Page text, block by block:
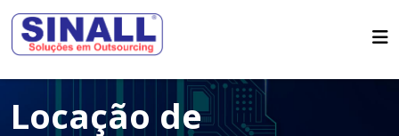
QUEM SOMOS
OUTSOURCING
LOCAÇÃO DE IMPRESSORAS
MULTIFUNCIONAISASSISTÊNCIA TÉCNICA
SINALL VERDE
ARTIGOS
FALE CONOSCO
CONTATO
Locação de